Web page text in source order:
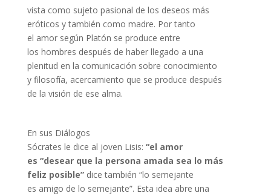
vista como sujeto pasional de los deseos más
eróticos y también como madre. Por tanto
el amor según Platón se produce entre
los hombres después de haber llegado a una
plenitud en la comunicación sobre conocimiento
y filosofía, acercamiento que se produce después
de la visión de ese alma.
En sus Diálogos
Sócrates le dice al joven Lisis: “el amor
es “desear que la persona amada sea lo más
feliz posible”dice también “lo semejante
es amigo de lo semejante”. Esta idea abre una